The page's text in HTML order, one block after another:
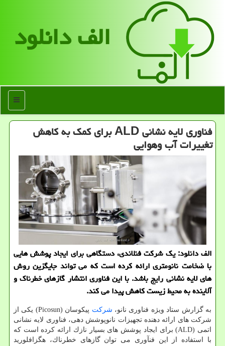
الف دانلود
منو
فناوری لایه نشانی ALD برای كمك به كاهش
تغییرات آب وهوایی
الف دانلود: یك شركت فنلاندی، دستگاهی برای ایجاد پوشش هایی
با ضخامت نانومتری ارائه كرده است كه می تواند جایگزین روش
های لایه نشانی رایج باشد. با این فناوری انتشار گازهای خطرناك و
آلاینده به محیط زیست كاهش پیدا می كند.
به گزارش ستاد ویژه فناوری نانو، شركت
پیكوسان (Picosun) یكی از
شركت های ارائه دهنده تجهیزات نانوپوشش دهی، فناوری لایه نشانی
اتمی (ALD) برای ایجاد پوشش های بسیار نازك ارائه كرده است كه
با استفاده از این فنآوری می توان گازهای خطرناك، هگزافلورید